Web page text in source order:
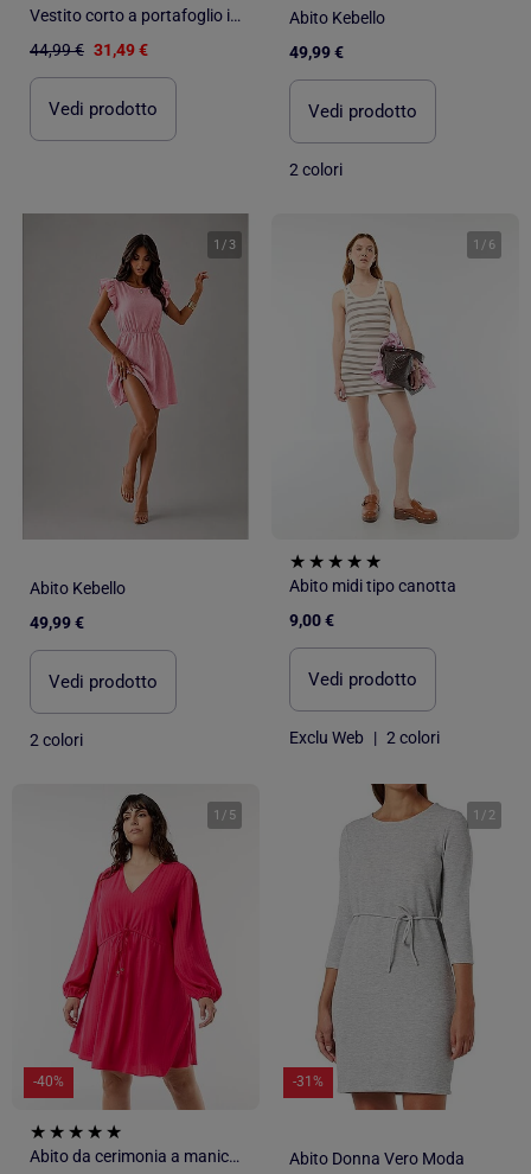
Vestito corto a portafoglio in raso ILIZAN
44,99 € 31,49 €
Vedi prodotto
Abito Kebello
49,99 €
Vedi prodotto
2 colori
1 /3
Abito Kebello
49,99 €
Vedi prodotto
2 colori
1 / 6
Abito midi tipo canotta
9,00 €
Vedi prodotto
Exclu Web | 2 colori
1 / 5
-40%
Abito da cerimonia a maniche lunghe
1 / 2
-31%
Abito Donna Vero Moda